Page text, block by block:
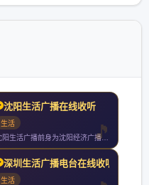
沈阳生活广播在线收听
生活
沈阳生活广播前身为沈阳经济广播年开播年直播是东三省第一家直播
深圳生活广播电台在线收听
生活